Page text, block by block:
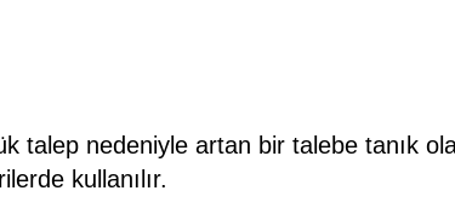
talep nedeniyle artan bir talebe tanık
kullanılır.